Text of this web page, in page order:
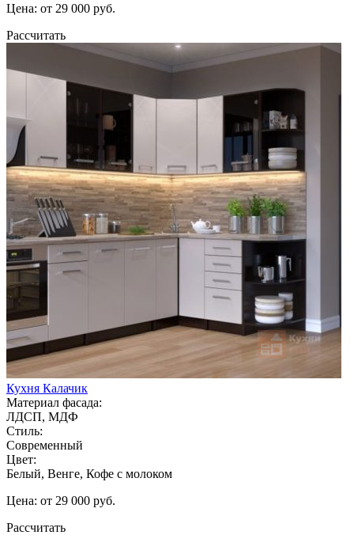
Цена: от 29 000 руб.
Рассчитать
Кухня Калачик
Материал фасада:
ЛДСП, МДФ
Стиль:
Современный
Цвет:
Белый, Венге, Кофе с молоком
Цена: от 29 000 руб.
Рассчитать